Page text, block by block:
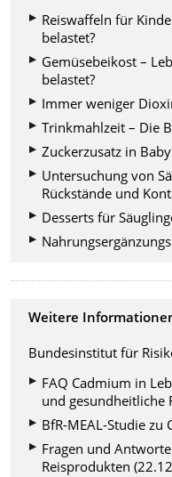
Reiswaffeln für
belastet?
Gemüsebeikost –
belastet?
Immer weniger
Trinkmahlzeit – Die
Zuckerzusatz in
Untersuchung von
Rückstände und
Desserts für
Weitere
Bundesinstitut für
FAQ Cadmium in
und gesundheitliche
BfR-MEAL-Studie
Fragen und
Reisprodukten